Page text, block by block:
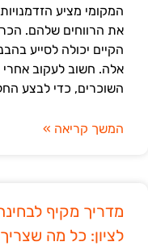
המקומי מציע
את הרווחים שלהם.
הקיים יכולה לסייע
אלה. חשוב לעקוב אחרי
השוכרים, כדי לבצע
המשך קריאה »
מדריך מקיף
לציון: כל מה